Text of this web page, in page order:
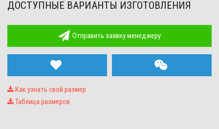
ДОСТУПНЫЕ ВАРИАНТЫ ИЗГОТОВЛЕНИЯ
Отправить заявку менеджеру
Как узнать свой размер
Таблица размеров